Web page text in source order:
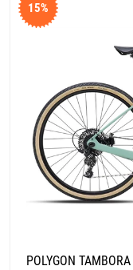
15%
POLYGON